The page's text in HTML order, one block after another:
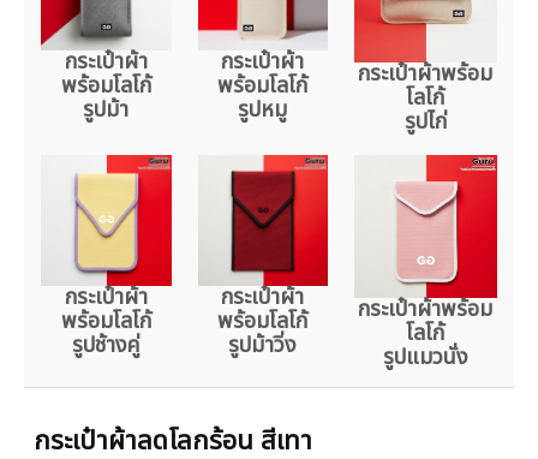
กระเป๋าผ้า
พร้อมโลโก้
รูปม้า
กระเป๋าผ้า
พร้อมโลโก้
รูปหมู
กระเป๋าผ้าพร้อม
โลโก้
รูปไก่
กระเป๋าผ้า
พร้อมโลโก้
รูปช้างคู่
กระเป๋าผ้า
พร้อมโลโก้
รูปม้าวิ่ง
กระเป๋าผ้าพร้อม
โลโก้
รูปแมวนั่ง
กระเป๋าผ้าลดโลกร้อน สีเทา